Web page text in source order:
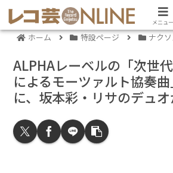
ホーム 特設ページ ナク
ALPHAレーベルの「次世
によるモーツァルト協奏
に、坂本彩・リサのデュオ
メニュー